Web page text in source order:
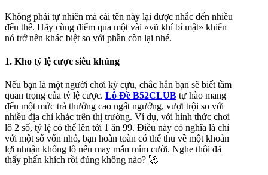
Không phải tự nhiên mà cái tên này lại được nhắc đến nhiều
đến thế. Hãy cùng điểm qua một vài «vũ khí bí mật» khiến
nó trở nên khác biệt so với phần còn lại nhé.
1. Kho tỷ lệ cược siêu khủng
Nếu bạn là một người chơi kỳ cựu, chắc hẳn bạn sẽ biết tầm
quan trọng của tỷ lệ cược. Lô Đề B52CLUB tự hào mang
đến một mức trả thưởng cao ngất ngưởng, vượt trội so với
nhiều địa chỉ khác trên thị trường. Ví dụ, với hình thức chơi
lô 2 số, tỷ lệ có thể lên tới 1 ăn 99. Điều này có nghĩa là chỉ
với một số vốn nhỏ, bạn hoàn toàn có thể thu về một khoản
lợi nhuận khổng lồ nếu may mắn mỉm cười. Nghe thôi đã
thấy phấn khích rồi đúng không nào? 🚀